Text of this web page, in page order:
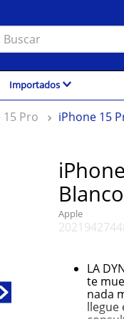
Importados
15 Pro iPhone 15
Apple
LA
te
nada
llegue